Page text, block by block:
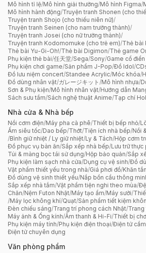
Mô hình tỉ lệ/Mô hình giải thưởng/Mô hình Figma/
Mô hình hành động/Truyện tranh Shonen (cho
Truyện tranh Shojo (cho thiếu niên nữ)/
Truyện tranh Seinen (cho nam trưởng thành)/
Truyện tranh Josei (cho nữ trưởng thành)/
Truyện tranh Kodomomuke (cho trẻ em)/Thẻ bài
Thẻ bài Yu-Gi-Oh!/Thẻ bài Digimon/Thẻ game
Phụ kiện thẻ bài/任天堂/Sega/Sony/Game cổ
Phụ kiện chơi game/Sản phẩm J-Pop/Đồ Idol/
Đồ lưu niệm concert/Standee Acrylic/Móc khóa/
Đồ dùng nhân vật/ガレージキット /Mô hình nhựa/
Sơn & Phụ kiện/Mô hình nhân vật/Hướng dẫn
Sách sưu tầm/Sách nghệ thuật Anime/Tạp chí
Nhà cửa & Nhà bếp
Nồi cơm điện/Máy pha cà phê/Thiết bị bếp nhỏ/
Ấm siêu tốc/Dao bếp/Thớt/Tiện ích nhà bếp/Nồi
/Bình giữ nhiệt / Ly giữ nhiệt/Ly & Tách/Hộp cơm
Đồ phục vụ bàn ăn/Sắp xếp nhà bếp/Lưu trữ thực
Túi & màng bọc tái sử dụng/Hộp bảo quản/Sắp
Phụ kiện làm sạch nhà cửa/Dụng cụ vệ sinh/Đồ
Vật phẩm thiết yếu trong nhà/Giá phơi đồ/Khăn
Đồ dùng vệ sinh thiết yếu/Nắp bồn cầu thông
Sắp xếp nhà tắm/Vật phẩm tiện nghi theo mùa/
Chăn/Nệm Futon Nhật/Máy tạo ẩm/Máy sưởi/
/Máy lọc không khí/Quạt/Sản phẩm tiết kiệm
Đèn chiếu sáng/Trang trí phong cách Nhật/Trang
Máy ảnh & Ống kính/Âm thanh & Hi-Fi/Thiết bị
Phụ kiện máy tính/Phụ kiện điện thoại/Điện tử
Điện tử chuyên dụng
Văn phòng phẩm